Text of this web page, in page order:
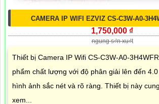
CAMERA IP WIFI EZVIZ CS-C3W-A0-
1,750,000 ₫
ngung s₫n xu₫t
Thiết bị Camera IP Wifi CS-C3W-A0-
phẩm chất lượng với độ phân giải lên đến
hình ảnh sắc nét và rõ ràng. Thiết bị này
xem...